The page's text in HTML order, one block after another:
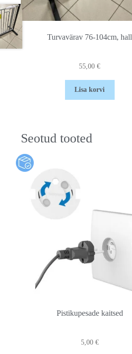
Turvavärav 76-104cm, hall
55,00€
Lisa korvi
Seotud tooted
Pistikupesade kaitsed
5,00 €